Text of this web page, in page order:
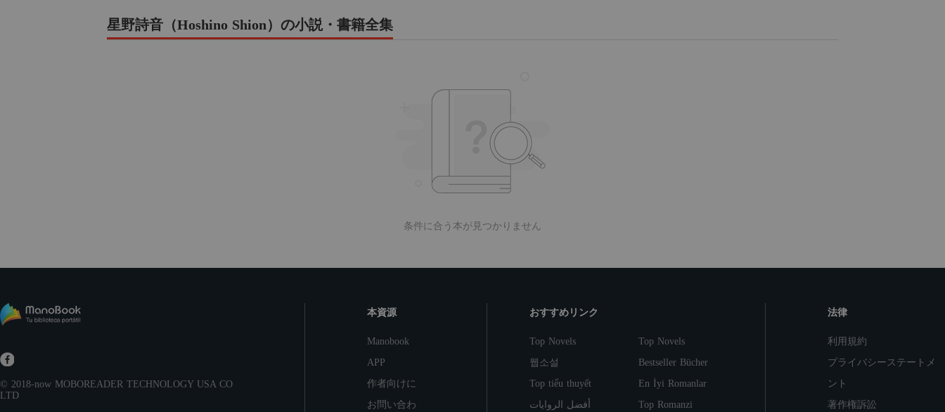
星野詩音（Hoshino Shion）の小説・書籍全集
条件に合う本が見つかりません
© 2018-now MOBOREADER TECHNOLOGY USA CO
LTD
本資源
Manobook
APP
作者向けに
お問い合わ
おすすめリンク
Top Novels
Top Novels
웹소설
Bestseller Bücher
Top tiểu thuyết
En İyi Romanlar
أفضل الروايات
Top Romanzi
法律
利用規約
プライバシーステートメ
ント
著作権訴訟